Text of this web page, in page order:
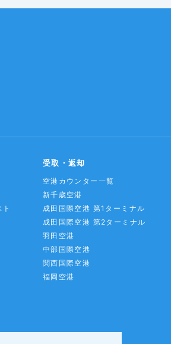
受取・返却
空港カウンター一覧
新千歳空港
成田国際空港 第1ターミナル
成田国際空港 第2ターミナル
羽田空港
中部国際空港
関西国際空港
福岡空港